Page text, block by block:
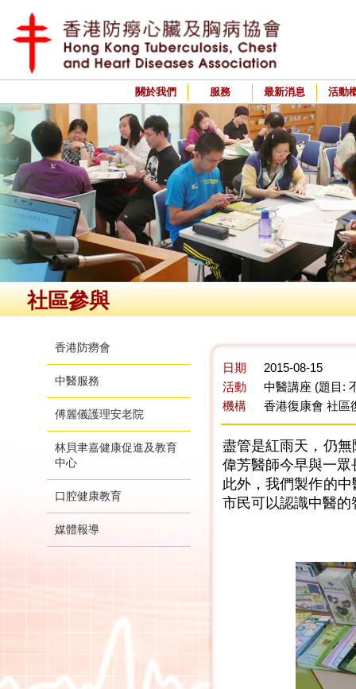
關於我們 服務 最新消息 活動
社區參與
香港防癆會
中醫服務
傅麗儀護理安老院
林貝聿嘉健康促進及教育
中心
口腔健康教育
媒體報導
日期
2015-08-15
活動
中醫講座 (題目:
機構
香港復康會 社區
盡管是紅雨天，仍
偉芳醫師今早與一
此外，我們製作的
市民可以認識中醫的